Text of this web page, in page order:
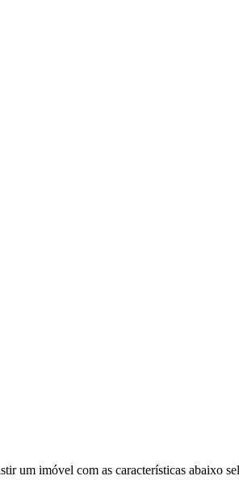
um imóvel com as características abaixo